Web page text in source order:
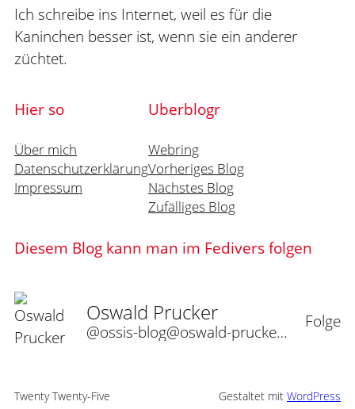
Ich schreibe ins Internet, weil es für die
Kaninchen besser ist, wenn sie ein anderer
züchtet.
Hier so
Über mich
Datenschutzerklärung
Impressum
Uberblogr
Webring
Vorheriges Blog
Nächstes Blog
Zufälliges Blog
Diesem Blog kann man im Fedivers folgen
Oswald Prucker
@ossis-blog@oswald-prucker.de
Folge
Twenty Twenty-Five Gestaltet mit WordPress